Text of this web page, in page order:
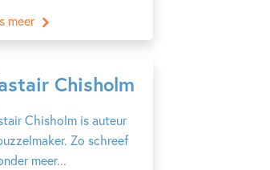
meer
Chisholm
Chisholm is auteur
Zo schreef
meer...